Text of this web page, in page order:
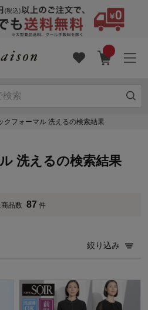
クフォーマル 洗えるの検索結果
洗えるの検索結果
品数 87 件
絞り込み